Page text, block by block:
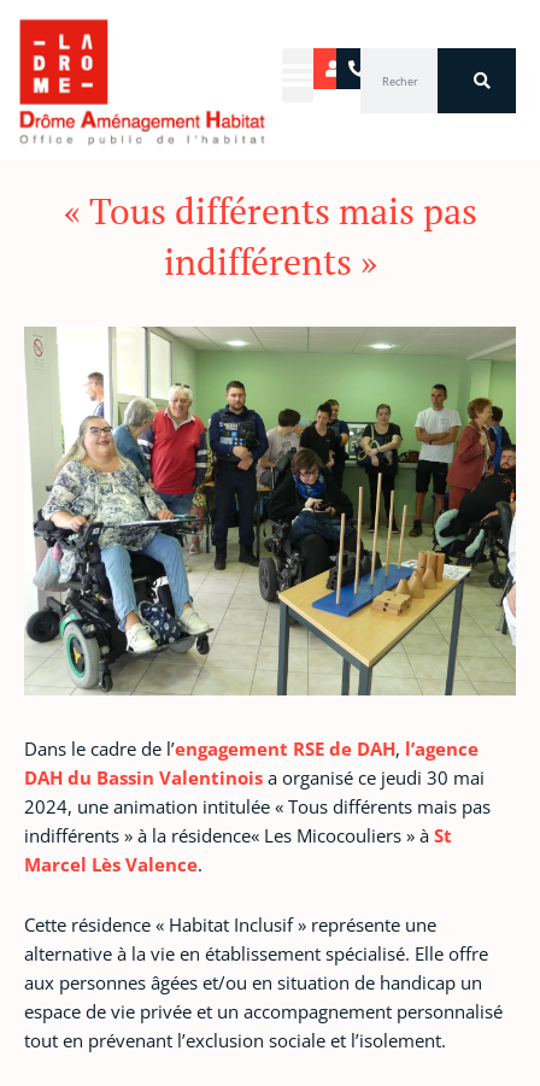
Aller
contenu
« Tous différents mais pas
indifférents »
Dans le cadre de l’engagement RSE de DAH, l’agence
DAH du Bassin Valentinois a organisé ce jeudi 30 mai
2024, une animation intitulée « Tous différents mais pas
indifférents » à la résidence« Les Micocouliers » à St
Marcel Lès Valence.
Cette résidence « Habitat Inclusif » représente une
alternative à la vie en établissement spécialisé. Elle offre
aux personnes âgées et/ou en situation de handicap un
espace de vie privée et un accompagnement personnalisé
tout en prévenant l’exclusion sociale et l’isolement.